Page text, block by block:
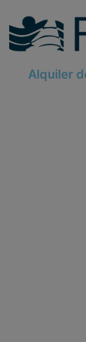
Alquiler